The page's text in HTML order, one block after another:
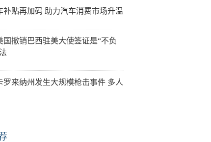
补贴再加码 助力汽车消费市场升温
国撤销巴西驻美大使签证是“不负
罗来纳州发生大规模枪击事件 多人